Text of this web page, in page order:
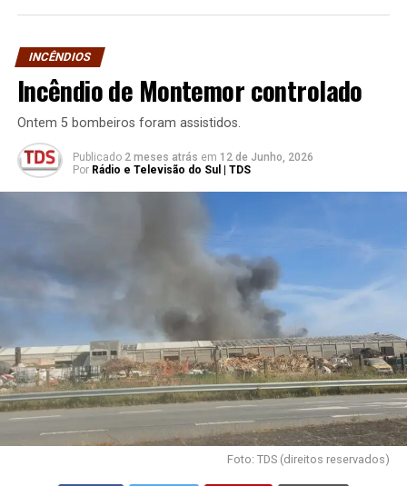
INCÊNDIOS
Incêndio de Montemor controlado
Ontem 5 bombeiros foram assistidos.
Publicado 2 meses atrás em 12 de Junho, 2026
Por Rádio e Televisão do Sul | TDS
Foto: TDS (direitos reservados)